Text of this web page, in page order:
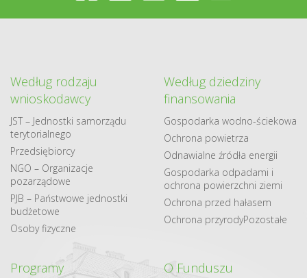
Według rodzaju
wnioskodawcy
JST – Jednostki samorządu
terytorialnego
Przedsiębiorcy
NGO – Organizacje
pozarządowe
PJB – Państwowe jednostki
budżetowe
Osoby fizyczne
Według dziedziny
finansowania
Gospodarka​ wodno​-ściekowa
Ochrona powietrza
Odnawialne​ źródła​ energii
Gospodarka odpadami i
ochrona powierzchni ziemi
Ochrona przed hałasem
Ochrona przyrodyPozostałe
Programy O Funduszu